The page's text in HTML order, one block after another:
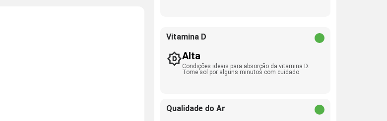
Vitamina D
Alta
Condições ideais para absorção da vitamina D.
Tome sol por alguns minutos com cuidado.
Qualidade do Ar